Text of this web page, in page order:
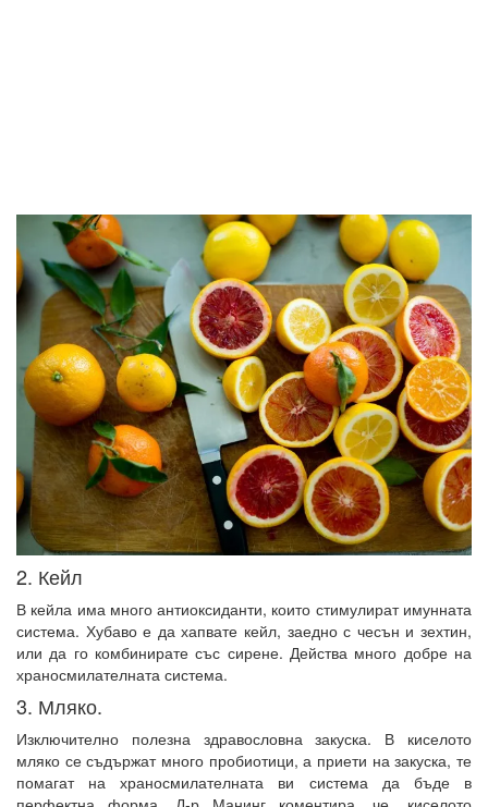
2. Кейл
В кейла има много антиоксиданти, които стимулират имунната
система. Хубаво е да хапвате кейл, заедно с чесън и зехтин,
или да го комбинирате със сирене. Действа много добре на
храносмилателната система.
3. Мляко.
Изключително полезна здравословна закуска. В киселото
мляко се съдържат много пробиотици, а приети на закуска, те
помагат на храносмилателната ви система да бъде в